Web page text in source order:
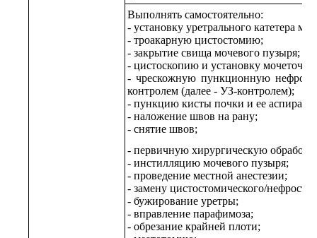
Выполнять самостоятельно:
- установку уретрального катетера
- троакарную цистостомию;
- закрытие свища мочевого пузыря;
- цистоскопию и установку
- чрескожную пункционную
контролем (далее - УЗ-контролем);
- пункцию кисты почки и ее
- наложение швов на рану;
- снятие швов;
- первичную хирургическую
- инстилляцию мочевого пузыря;
- проведение местной анестезии;
- замену цистостомического/
- бужирование уретры;
- вправление парафимоза;
- обрезание крайней плоти;